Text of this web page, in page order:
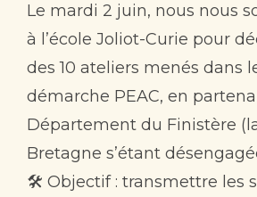
Boutique
Contact
Le mardi 2 juin, nous nous
à l’école Joliot-Curie pour
des 10 ateliers menés dans
démarche PEAC, en
Département du Finistère
Bretagne s’étant
🛠️ Objectif : transmettre les